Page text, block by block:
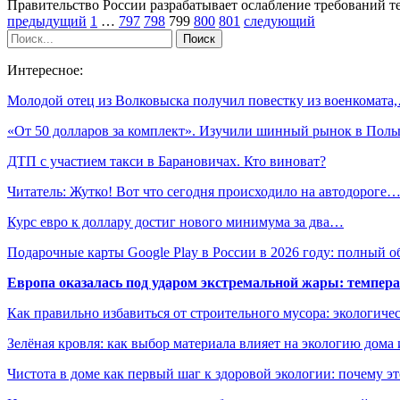
Правительство России разрабатывает ослабление
предыдущий 1 … 797 798 799 800 801 следующий
Интересное:
Молодой отец из Волковыска получил повестку из
«От 50 долларов за комплект». Изучили шинный рынок в
ДТП с участием такси в Барановичах. Кто виноват?
Читатель: Жутко! Вот что сегодня происходило на автодороге…
Курс евро к доллару достиг нового минимума за два…
Подарочные карты Google Play в России в 2026 году: полный
Европа оказалась под ударом экстремальной жары:
Как правильно избавиться от строительного мусора:
Зелёная кровля: как выбор материала влияет на экологию дома
Чистота в доме как первый шаг к здоровой экологии: почему